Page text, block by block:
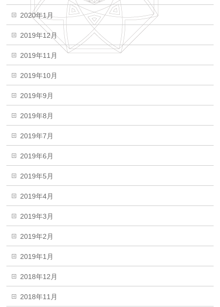
2020年1月
2019年12月
2019年11月
2019年10月
2019年9月
2019年8月
2019年7月
2019年6月
2019年5月
2019年4月
2019年3月
2019年2月
2019年1月
2018年12月
2018年11月